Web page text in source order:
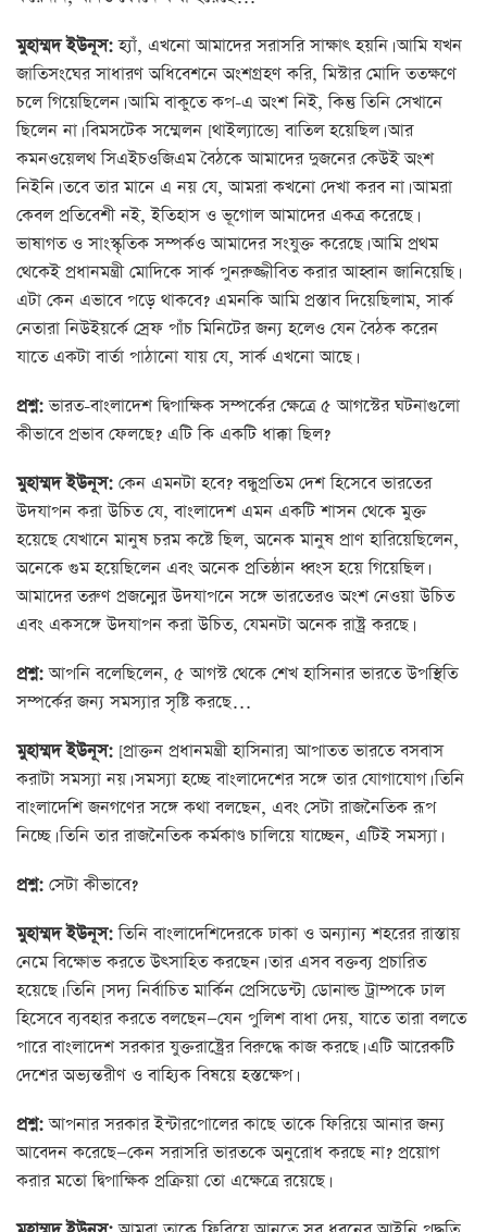
মুহাম্মদ ইউনূস:হ্যাঁ, এখনো আমাদের সরাসরি সাক্ষাৎ হয়নি। আমি যখন
জাতিসংঘের সাধারণ অধিবেশনে অংশগ্রহণ করি, মিস্টার মোদি ততক্ষণে
চলে গিয়েছিলেন। আমি বাকুতে কপ-এ অংশ নিই, কিন্তু তিনি সেখানে
ছিলেন না। বিমসটেক সম্মেলন [থাইল্যান্ডে] বাতিল হয়েছিল। আর
কমনওয়েলথ সিএইচওজিএম বৈঠকে আমাদের দুজনের কেউই অংশ
নিইনি। তবে তার মানে এ নয় যে, আমরা কখনো দেখা করব না। আমরা
কেবল প্রতিবেশী নই, ইতিহাস ও ভূগোল আমাদের একত্র করেছে।
ভাষাগত ও সাংস্কৃতিক সম্পর্কও আমাদের সংযুক্ত করেছে। আমি প্রথম
থেকেই প্রধানমন্ত্রী মোদিকে সার্ক পুনরুজ্জীবিত করার আহ্বান জানিয়েছি।
এটা কেন এভাবে পড়ে থাকবে? এমনকি আমি প্রস্তাব দিয়েছিলাম, সার্ক
নেতারা নিউইয়র্কে স্রেফ পাঁচ মিনিটের জন্য হলেও যেন বৈঠক করেন
যাতে একটা বার্তা পাঠানো যায় যে, সার্ক এখনো আছে।
প্রশ্ন:ভারত-বাংলাদেশ দ্বিপাক্ষিক সম্পর্কের ক্ষেত্রে ৫ আগস্টের ঘটনাগুলো
কীভাবে প্রভাব ফেলছে? এটি কি একটি ধাক্কা ছিল?
মুহাম্মদ ইউনূস: কেন এমনটা হবে? বন্ধুপ্রতিম দেশ হিসেবে ভারতের
উদযাপন করা উচিত যে, বাংলাদেশ এমন একটি শাসন থেকে মুক্ত
হয়েছে যেখানে মানুষ চরম কষ্টে ছিল, অনেক মানুষ প্রাণ হারিয়েছিলেন,
অনেকে গুম হয়েছিলেন এবং অনেক প্রতিষ্ঠান ধ্বংস হয়ে গিয়েছিল।
আমাদের তরুণ প্রজন্মের উদযাপনে সঙ্গে ভারতেরও অংশ নেওয়া উচিত
এবং একসঙ্গে উদযাপন করা উচিত, যেমনটা অনেক রাষ্ট্র করছে।
প্রশ্ন:আপনি বলেছিলেন, ৫ আগস্ট থেকে শেখ হাসিনার ভারতে উপস্থিতি
সম্পর্কের জন্য সমস্যার সৃষ্টি করছে…
মুহাম্মদ ইউনূস: [প্রাক্তন প্রধানমন্ত্রী হাসিনার] আপাতত ভারতে বসবাস
করাটা সমস্যা নয়। সমস্যা হচ্ছে বাংলাদেশের সঙ্গে তার যোগাযোগ। তিনি
বাংলাদেশি জনগণের সঙ্গে কথা বলছেন, এবং সেটা রাজনৈতিক রূপ
নিচ্ছে। তিনি তার রাজনৈতিক কর্মকাণ্ড চালিয়ে যাচ্ছেন, এটিই সমস্যা।
প্রশ্ন: সেটা কীভাবে?
মুহাম্মদ ইউনূস:তিনি বাংলাদেশিদেরকে ঢাকা ও অন্যান্য শহরের রাস্তায়
নেমে বিক্ষোভ করতে উৎসাহিত করছেন। তার এসব বক্তব্য প্রচারিত
হয়েছে। তিনি [সদ্য নির্বাচিত মার্কিন প্রেসিডেন্ট] ডোনাল্ড ট্রাম্পকে ঢাল
হিসেবে ব্যবহার করতে বলছেন—যেন পুলিশ বাধা দেয়, যাতে তারা বলতে
পারে বাংলাদেশ সরকার যুক্তরাষ্ট্রের বিরুদ্ধে কাজ করছে। এটি আরেকটি
দেশের অভ্যন্তরীণ ও বাহ্যিক বিষয়ে হস্তক্ষেপ।
প্রশ্ন:আপনার সরকার ইন্টারপোলের কাছে তাকে ফিরিয়ে আনার জন্য
আবেদন করেছে—কেন সরাসরি ভারতকে অনুরোধ করছে না? প্রয়োগ
করার মতো দ্বিপাক্ষিক প্রক্রিয়া তো এক্ষেত্রে রয়েছে।